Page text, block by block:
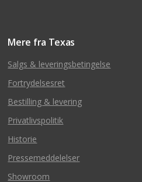
Mere fra Texas
Salgs & leveringsbetingelse
Fortrydelsesret
Bestilling & levering
Privatlivspolitik
Historie
Pressemeddelelser
Showroom